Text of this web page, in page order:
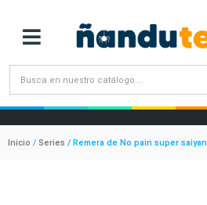
Inicio / Series / Remera de No pain super saiyan